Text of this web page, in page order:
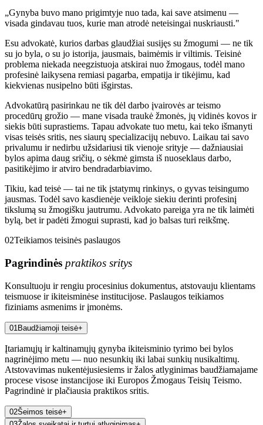
„Gynyba buvo mano prigimtyje nuo tada, kai save atsimenu —
visada gindavau tuos, kurie man atrodė neteisingai nuskriausti."
Esu advokatė, kurios darbas glaudžiai susijęs su žmogumi — ne tik
su jo byla, o su jo istorija, jausmais, baimėmis ir viltimis. Teisinė
problema niekada neegzistuoja atskirai nuo žmogaus, todėl mano
profesinė laikysena remiasi pagarba, empatija ir tikėjimu, kad
kiekvienas nusipelno būti išgirstas.
Advokatūrą pasirinkau ne tik dėl darbo įvairovės ar teismo
procedūrų grožio — mane visada traukė žmonės, jų vidinės kovos ir
siekis būti suprastiems. Tapau advokate tuo metu, kai teko išmanyti
visas teisės sritis, nes siaurų specializacijų nebuvo. Laikau tai savo
privalumu ir nedirbu užsidariusi tik vienoje srityje — dažniausiai
bylos apima daug sričių, o sėkmė gimsta iš nuoseklaus darbo,
pasitikėjimo ir atviro bendradarbiavimo.
Tikiu, kad teisė — tai ne tik įstatymų rinkinys, o gyvas teisingumo
jausmas. Todėl savo kasdienėje veikloje siekiu derinti profesinį
tikslumą su žmogišku jautrumu. Advokato pareiga yra ne tik laimėti
bylą, bet ir padėti žmogui suprasti, kad jo balsas turi reikšmę.
02Teikiamos teisinės paslaugos
Pagrindinės praktikos sritys
Konsultuoju ir rengiu procesinius dokumentus, atstovauju klientams
teismuose ir ikiteisminėse institucijose. Paslaugos teikiamos
fiziniams asmenims ir įmonėms.
01 Baudžiamoji teisė+
Įtariamųjų ir kaltinamųjų gynyba ikiteisminio tyrimo bei bylos
nagrinėjimo metu — nuo nesunkių iki labai sunkių nusikaltimų.
Atstovavimas nukentėjusiesiems ir žalos atlyginimas baudžiamajame
procese visose instancijose iki Europos Žmogaus Teisių Teismo.
Pagrindinė ir plačiausia praktikos sritis.
02Šeimos teisė+